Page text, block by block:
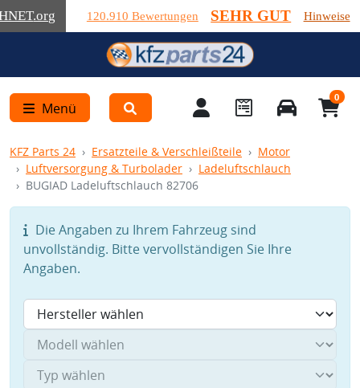
.org 120.910 Bewertungen SEHR GUT Hinweise
Menü
0
KFZ Parts 24 Ersatzteile & Verschleißteile
Motor
Luftversorgung & Turbolader
Ladeluftschlauch
BUGIAD Ladeluftschlauch 82706
Die Angaben zu Ihrem Fahrzeug sind
unvollständig. Bitte vervollständigen Sie Ihre
Angaben.